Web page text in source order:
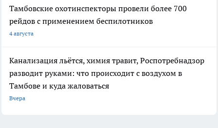
Тамбовские охотинспекторы провели более 700
рейдов с применением беспилотников
4 августа
Канализация льётся, химия травит, Роспотребнадзор
разводит руками: что происходит с воздухом в
Тамбове и куда жаловаться
Вчера